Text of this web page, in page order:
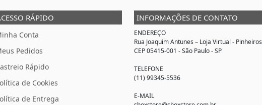
RÁPIDO
Conta
Pedidos
Rápido
de Cookies
de Entrega
INFORMAÇÕES DE CONTATO
ENDEREÇO
Rua Joaquim Antunes – Loja Virtual - Pinheiros
CEP 05415-001 - São Paulo - SP
TELEFONE
(11) 99345-5536
E-MAIL